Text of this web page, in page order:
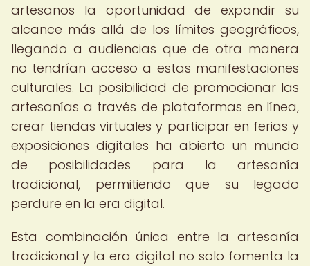
artesanos la oportunidad de expandir su
alcance más allá de los límites geográficos,
llegando a audiencias que de otra manera
no tendrían acceso a estas manifestaciones
culturales. La posibilidad de promocionar las
artesanías a través de plataformas en línea,
crear tiendas virtuales y participar en ferias y
exposiciones digitales ha abierto un mundo
de posibilidades para la artesanía
tradicional, permitiendo que su legado
perdure en la era digital.
Esta combinación única entre la artesanía
tradicional y la era digital no solo fomenta la